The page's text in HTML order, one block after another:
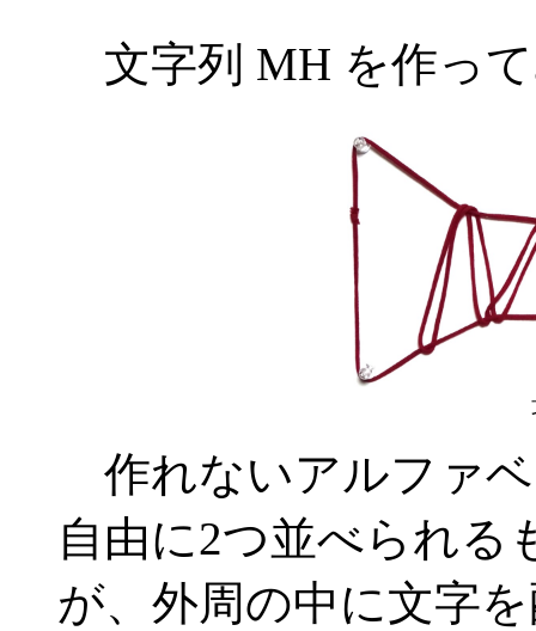
文字列 MH を作っ
作れないアルファ
自由に2つ並べられる
が、外周の中に文字